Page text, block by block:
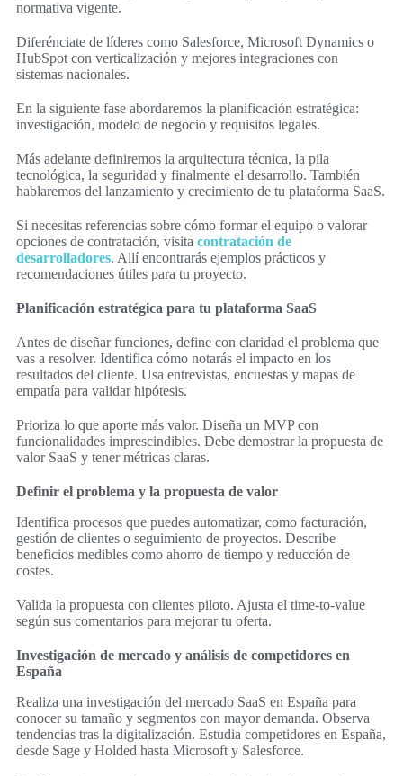
normativa vigente.
Diferénciate de líderes como Salesforce, Microsoft Dynamics o
HubSpot con verticalización y mejores integraciones con
sistemas nacionales.
En la siguiente fase abordaremos la planificación estratégica:
investigación, modelo de negocio y requisitos legales.
Más adelante definiremos la arquitectura técnica, la pila
tecnológica, la seguridad y finalmente el desarrollo. También
hablaremos del lanzamiento y crecimiento de tu plataforma SaaS.
Si necesitas referencias sobre cómo formar el equipo o valorar
opciones de contratación, visita contratación de
desarrolladores. Allí encontrarás ejemplos prácticos y
recomendaciones útiles para tu proyecto.
Planificación estratégica para tu plataforma SaaS
Antes de diseñar funciones, define con claridad el problema que
vas a resolver. Identifica cómo notarás el impacto en los
resultados del cliente. Usa entrevistas, encuestas y mapas de
empatía para validar hipótesis.
Prioriza lo que aporte más valor. Diseña un MVP con
funcionalidades imprescindibles. Debe demostrar la propuesta de
valor SaaS y tener métricas claras.
Definir el problema y la propuesta de valor
Identifica procesos que puedes automatizar, como facturación,
gestión de clientes o seguimiento de proyectos. Describe
beneficios medibles como ahorro de tiempo y reducción de
costes.
Valida la propuesta con clientes piloto. Ajusta el time-to-value
según sus comentarios para mejorar tu oferta.
Investigación de mercado y análisis de competidores en
España
Realiza una investigación del mercado SaaS en España para
conocer su tamaño y segmentos con mayor demanda. Observa
tendencias tras la digitalización. Estudia competidores en España,
desde Sage y Holded hasta Microsoft y Salesforce.